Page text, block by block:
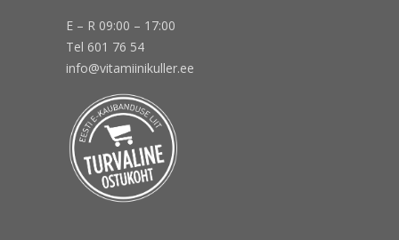
E – R 09:00 – 17:00
Tel 601 76 54
info@vitamiinikuller.ee